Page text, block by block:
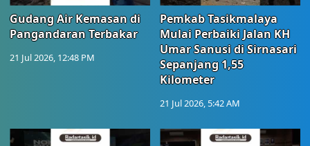
Gudang Air Kemasan di
Pangandaran Terbakar
21 Jul 2026, 12:48 PM
Pemkab Tasikmalaya
Mulai Perbaiki Jalan KH
Umar Sanusi di Sirnasari
Sepanjang 1,55
Kilometer
21 Jul 2026, 5:42 AM